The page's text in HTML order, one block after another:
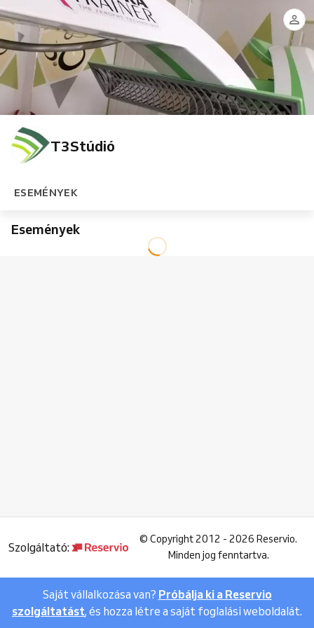
T3Stúdió
ESEMÉNYEK
Események
Szolgáltató:
© Copyright 2012 - 2026 Reservio.
Minden jog fenntartva.
Saját vállalkozása van? Próbálja ki a Reservio
szolgáltatást, és hozza létre a saját foglalási weboldalát.